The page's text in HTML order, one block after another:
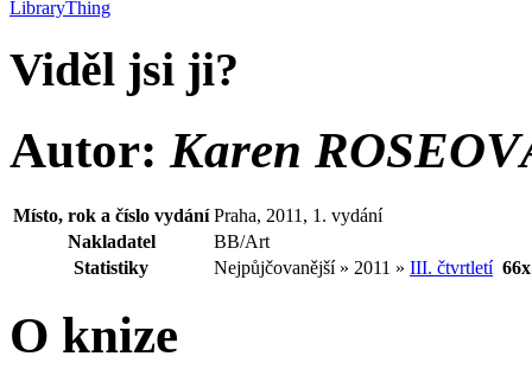
LibraryThing
Viděl jsi ji?
Autor: Karen
Místo, rok a číslo vydání Praha, 2011, 1. vydání
Nakladatel
BB/Art
Statistiky
Nejpůjčovanější » 2011 » III. čtvrtletí 66x
O knize